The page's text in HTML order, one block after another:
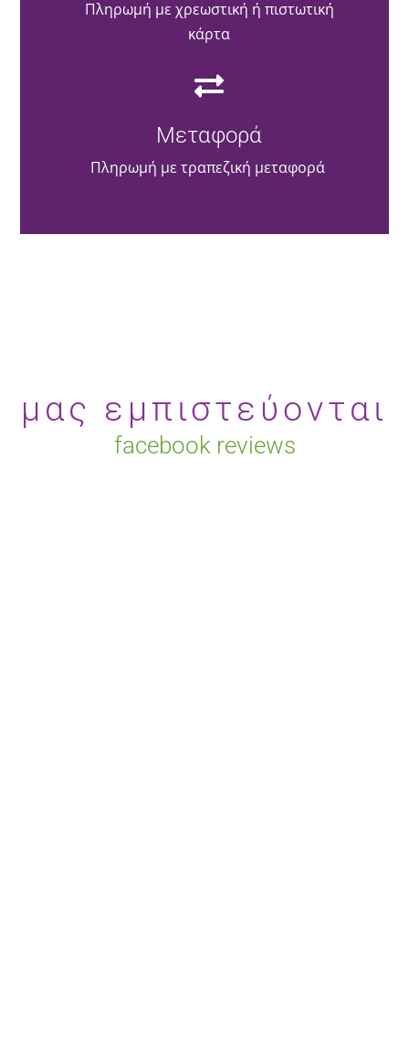
Πληρωμή με χρεωστική ή πιστωτική
κάρτα
Μεταφορά
Πληρωμή με τραπεζική μεταφορά
μας εμπιστεύονται
facebook reviews